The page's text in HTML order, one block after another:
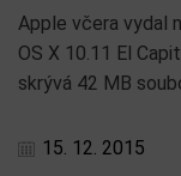
Apple včera vydal
OS X 10.11 El
skrývá 42 MB
15. 12. 2015